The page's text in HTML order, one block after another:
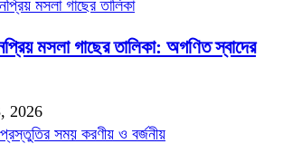
মসলা গাছের তালিকা: অগণিত স্বাদের
2026